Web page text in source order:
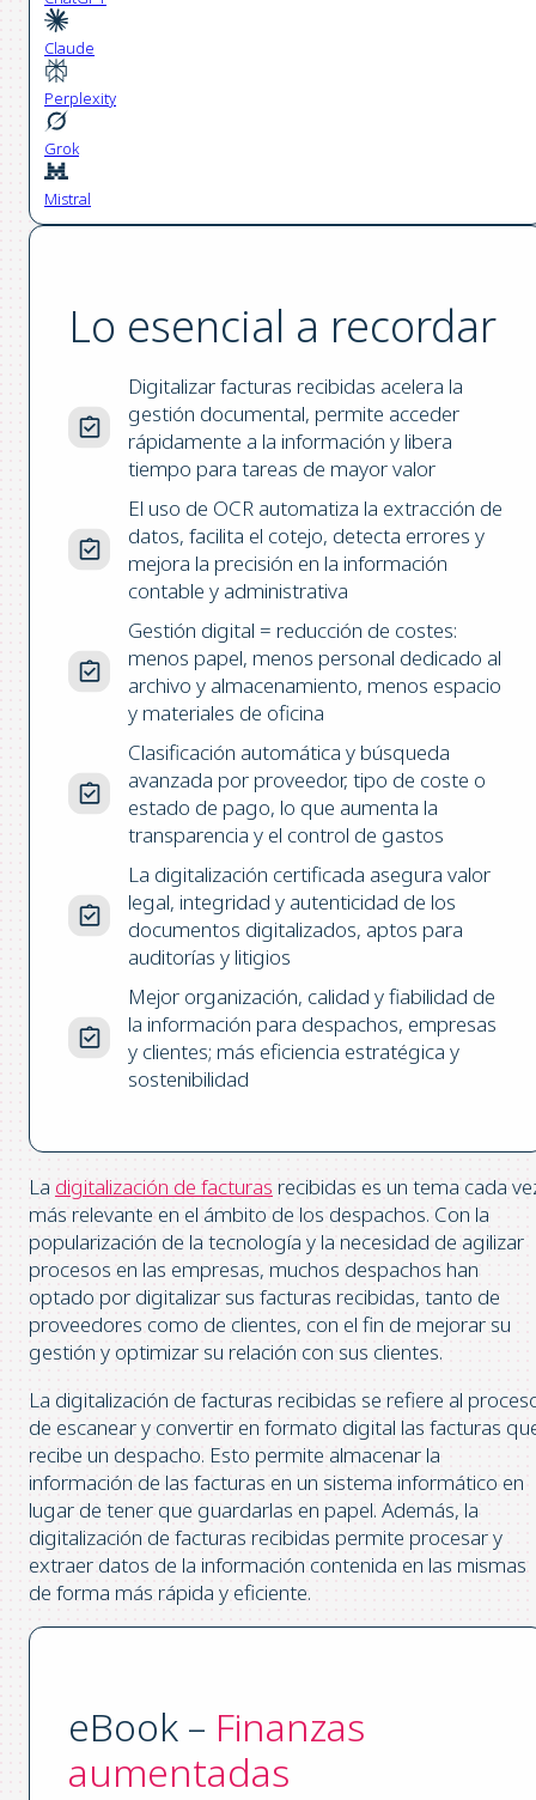
Claude
Perplexity
Grok
Mistral
Lo esencial a recordar
Digitalizar facturas recibidas acelera la
gestión documental, permite acceder
rápidamente a la información y libera
tiempo para tareas de mayor valor
El uso de OCR automatiza la extracción de
datos, facilita el cotejo, detecta errores y
mejora la precisión en la información
contable y administrativa
Gestión digital = reducción de costes:
menos papel, menos personal dedicado al
archivo y almacenamiento, menos espacio
y materiales de oficina
Clasificación automática y búsqueda
avanzada por proveedor, tipo de coste o
estado de pago, lo que aumenta la
transparencia y el control de gastos
La digitalización certificada asegura valor
legal, integridad y autenticidad de los
documentos digitalizados, aptos para
auditorías y litigios
Mejor organización, calidad y fiabilidad de
la información para despachos, empresas
y clientes; más eficiencia estratégica y
sostenibilidad
La digitalización de facturas recibidas es un tema cada
más relevante en el ámbito de los despachos. Con la
popularización de la tecnología y la necesidad de agilizar
procesos en las empresas, muchos despachos han
optado por digitalizar sus facturas recibidas, tanto de
proveedores como de clientes, con el fin de mejorar su
gestión y optimizar su relación con sus clientes.
La digitalización de facturas recibidas se refiere al
de escanear y convertir en formato digital las facturas
recibe un despacho. Esto permite almacenar la
información de las facturas en un sistema informático en
lugar de tener que guardarlas en papel. Además, la
digitalización de facturas recibidas permite procesar y
extraer datos de la información contenida en las mismas
de forma más rápida y eficiente.
eBook – Finanzas
aumentadas